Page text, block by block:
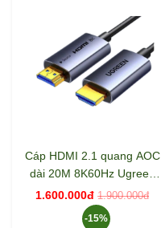
Cáp HDMI 2.1 quang AOC
dài 20M 8K60Hz Ugreen
55506 HD183
1.600.000đ 1.900.000đ
-15%